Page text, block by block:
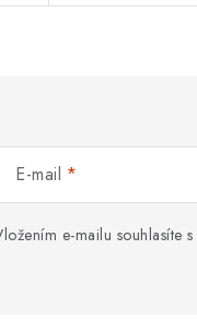
E-mail
e-mailu souhlasíte s